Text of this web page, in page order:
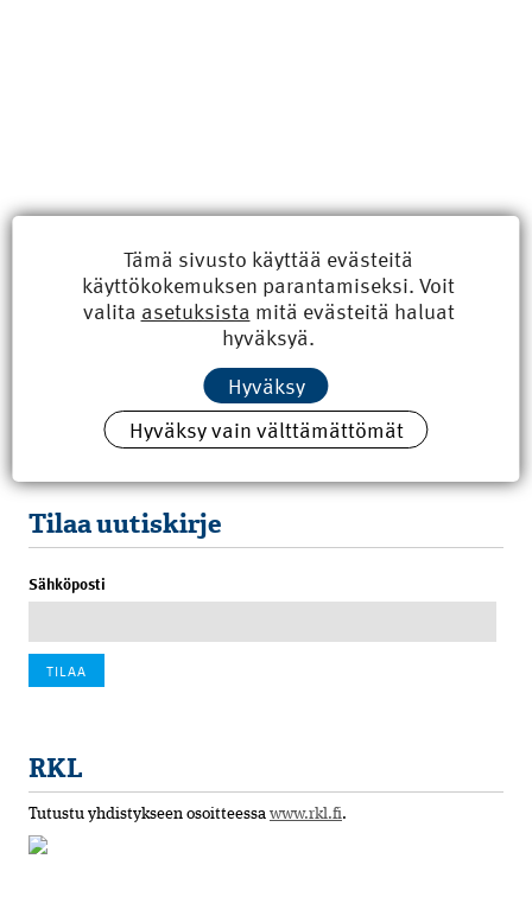
Uusimmat
Kyberisku kiinteistötietoihin haittaisi energiarakentamista
8.6.2026 15:21
100 vuotta sitten: Rajajoen uusi rautatiesilta
Tilaa uutiskirje
Sähköposti
RKL
Tutustu yhdistykseen osoitteessa www.rkl.fi.
Tämä sivusto käyttää evästeitä
käyttökokemuksen parantamiseksi. Voit
valita asetuksista mitä evästeitä haluat
hyväksyä.
Hyväksy
Hyväksy vain välttämättömät